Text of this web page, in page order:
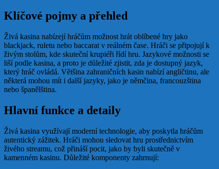
Klíčové pojmy a přehled
Živá kasina nabízejí hráčům možnost hrát oblíbené hry jako
blackjack, ruletu nebo baccarat v reálném čase. Hráči se připojují k
živým stolům, kde skuteční krupiéři řídí hru. Jazykové možnosti se
liší podle kasina, a proto je důležité zjistit, zda je dostupný jazyk,
který hráč ovládá. Většina zahraničních kasin nabízí angličtinu, ale
některá mohou mít i další jazyky, jako je němčina, francouzština
nebo španělština.
Hlavní funkce a detaily
Živá kasina využívají moderní technologie, aby poskytla hráčům
autentický zážitek. Hráči mohou sledovat hru prostřednictvím
živého streamu, což přináší pocit, jako by byli skutečně v
kamenném kasinu. Důležité komponenty zahrnují: